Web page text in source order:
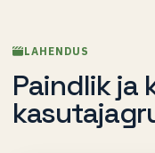
LAHENDUS
Paindlik ja